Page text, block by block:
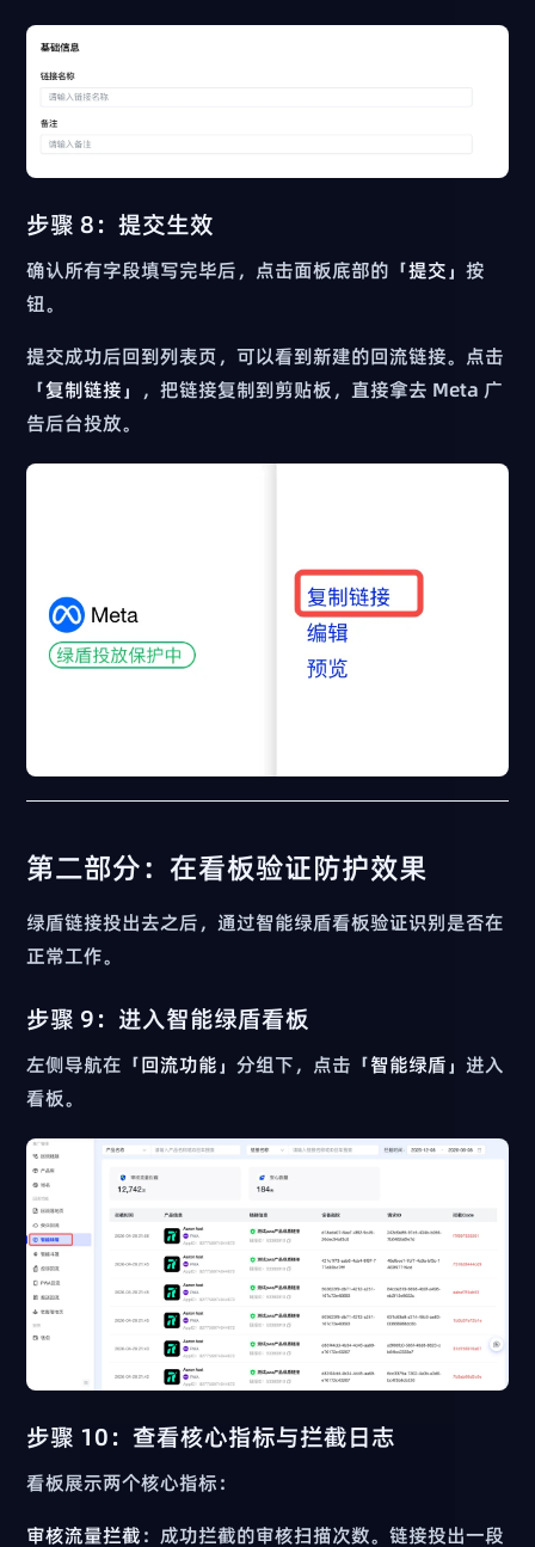
步骤 8：提交生效
确认所有字段填写完毕后，点击面板底部的「提交 」按
钮。
提交成功后回到列表页，可以看到新建的回流链接。点击
「复制链接 」，把链接复制到剪贴板，直接拿去 Meta 广
告后台投放。
第二部分：在看板验证防护效果
绿盾链接投出去之后，通过智能绿盾看板验证识别是否在
正常工作。
步骤 9：进入智能绿盾看板
左侧导航在「回流功能」分组下，点击「智能绿盾」进入
看板。
步骤 10：查看核心指标与拦截日志
看板展示两个核心指标：
审核流量拦截：成功拦截的审核扫描次数。链接投出一段